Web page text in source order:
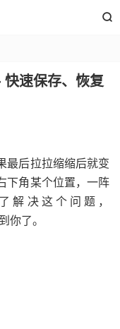

速保存、恢复
最后拉拉缩缩后就变
下角某个位置，一阵
解决这个问题，
你了。